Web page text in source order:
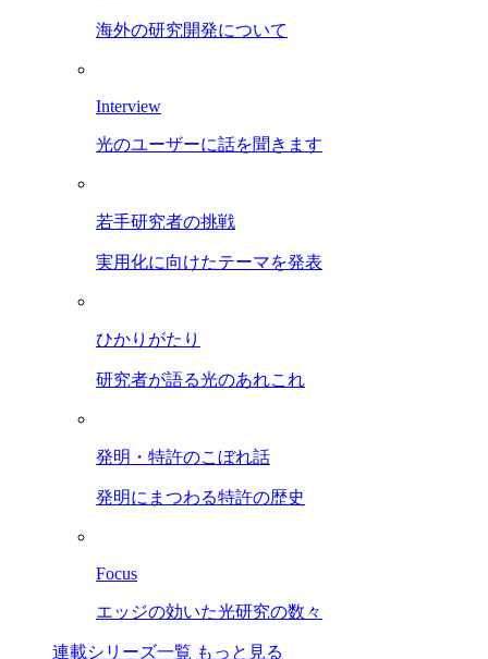
海外の研究開発について
Interview
光のユーザーに話を聞きます
若手研究者の挑戦
実用化に向けたテーマを発表
ひかりがたり
研究者が語る光のあれこれ
発明・特許のこぼれ話
発明にまつわる特許の歴史
Focus
エッジの効いた光研究の数々
連載シリーズ一覧 もっと見る